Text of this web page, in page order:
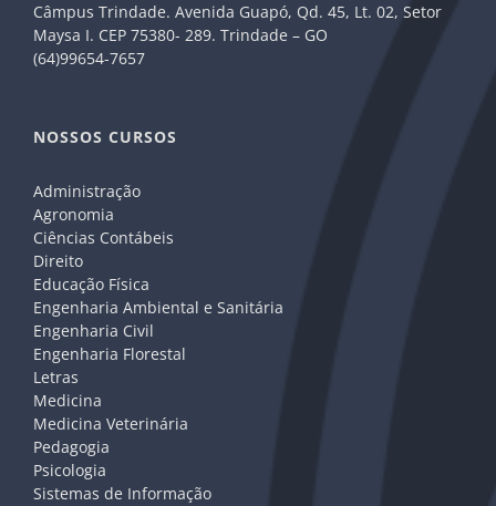
Câmpus Trindade. Avenida Guapó, Qd. 45, Lt. 02, Setor
Maysa I. CEP 75380- 289. Trindade – GO
(64)99654-7657
NOSSOS CURSOS
Administração
Agronomia
Ciências Contábeis
Direito
Educação Física
Engenharia Ambiental e Sanitária
Engenharia Civil
Engenharia Florestal
Letras
Medicina
Medicina Veterinária
Pedagogia
Psicologia
Sistemas de Informação